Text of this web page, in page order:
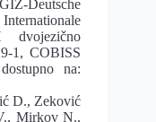
Deutsche
dvojezično
1, COBISS
na:
D., Zeković
Mirkov N.,